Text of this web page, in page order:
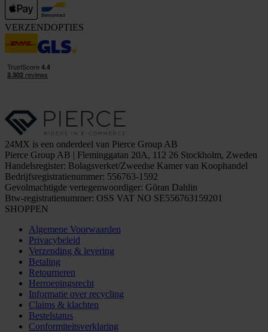
VERZENDOPTIES
24MX is een onderdeel van Pierce Group AB
Pierce Group AB | Fleminggatan 20A, 112 26 Stockholm, Zweden
Handelsregister: Bolagsverket/Zweedse Kamer van Koophandel
Bedrijfsregistratienummer: 556763-1592
Gevolmachtigde vertegenwoordiger: Göran Dahlin
Btw-registratienummer: OSS VAT NO SE556763159201
SHOPPEN
Algemene Voorwaarden
Privacybeleid
Verzending & levering
Betaling
Retourneren
Herroepingsrecht
Informatie over recycling
Claims & klachten
Bestelstatus
Conformiteitsverklaring